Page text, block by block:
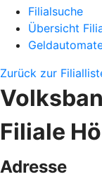
Filialsuche
Übersicht
Zurück zur
Filiale
Adresse